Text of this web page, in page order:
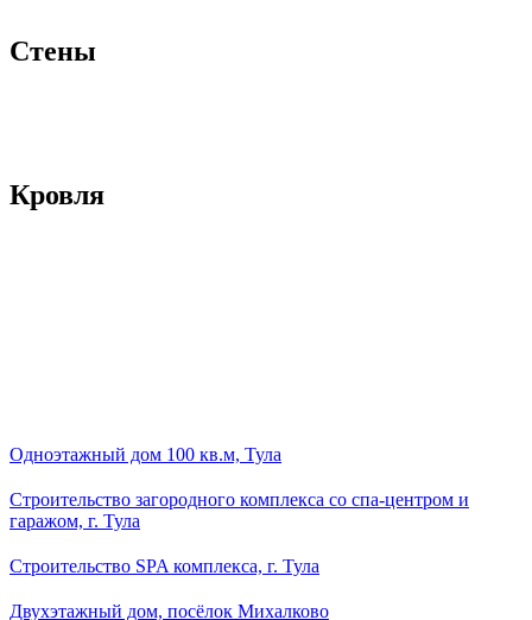
Стены
Кровля